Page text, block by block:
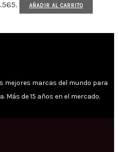
AÑADIR AL CARRITO
mejores marcas del mundo para
Más de 15 años en el mercado.